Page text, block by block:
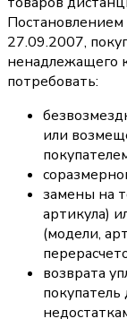
27.09.2007,
ненадлежащего
потребовать:
или
замены на
артикула)
(модели,
возврата